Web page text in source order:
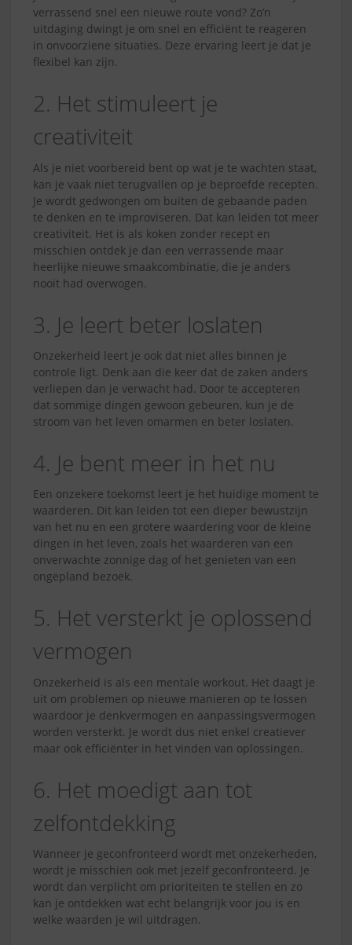
verrassend snel een nieuwe route vond? Zo’n
uitdaging dwingt je om snel en efficiënt te reageren
in onvoorziene situaties. Deze ervaring leert je dat je
flexibel kan zijn.
2. Het stimuleert je
creativiteit
Als je niet voorbereid bent op wat je te wachten staat,
kan je vaak niet terugvallen op je beproefde recepten.
Je wordt gedwongen om buiten de gebaande paden
te denken en te improviseren. Dat kan leiden tot meer
creativiteit. Het is als koken zonder recept en
misschien ontdek je dan een verrassende maar
heerlijke nieuwe smaakcombinatie, die je anders
nooit had overwogen.
3. Je leert beter loslaten
Onzekerheid leert je ook dat niet alles binnen je
controle ligt. Denk aan die keer dat de zaken anders
verliepen dan je verwacht had. Door te accepteren
dat sommige dingen gewoon gebeuren, kun je de
stroom van het leven omarmen en beter loslaten.
4. Je bent meer in het nu
Een onzekere toekomst leert je het huidige moment te
waarderen. Dit kan leiden tot een dieper bewustzijn
van het nu en een grotere waardering voor de kleine
dingen in het leven, zoals het waarderen van een
onverwachte zonnige dag of het genieten van een
ongepland bezoek.
5. Het versterkt je oplossend
vermogen
Onzekerheid is als een mentale workout. Het daagt je
uit om problemen op nieuwe manieren op te lossen
waardoor je denkvermogen en aanpassingsvermogen
worden versterkt. Je wordt dus niet enkel creatiever
maar ook efficiënter in het vinden van oplossingen.
6. Het moedigt aan tot
zelfontdekking
Wanneer je geconfronteerd wordt met onzekerheden,
wordt je misschien ook met jezelf geconfronteerd. Je
wordt dan verplicht om prioriteiten te stellen en zo
kan je ontdekken wat echt belangrijk voor jou is en
welke waarden je wil uitdragen.